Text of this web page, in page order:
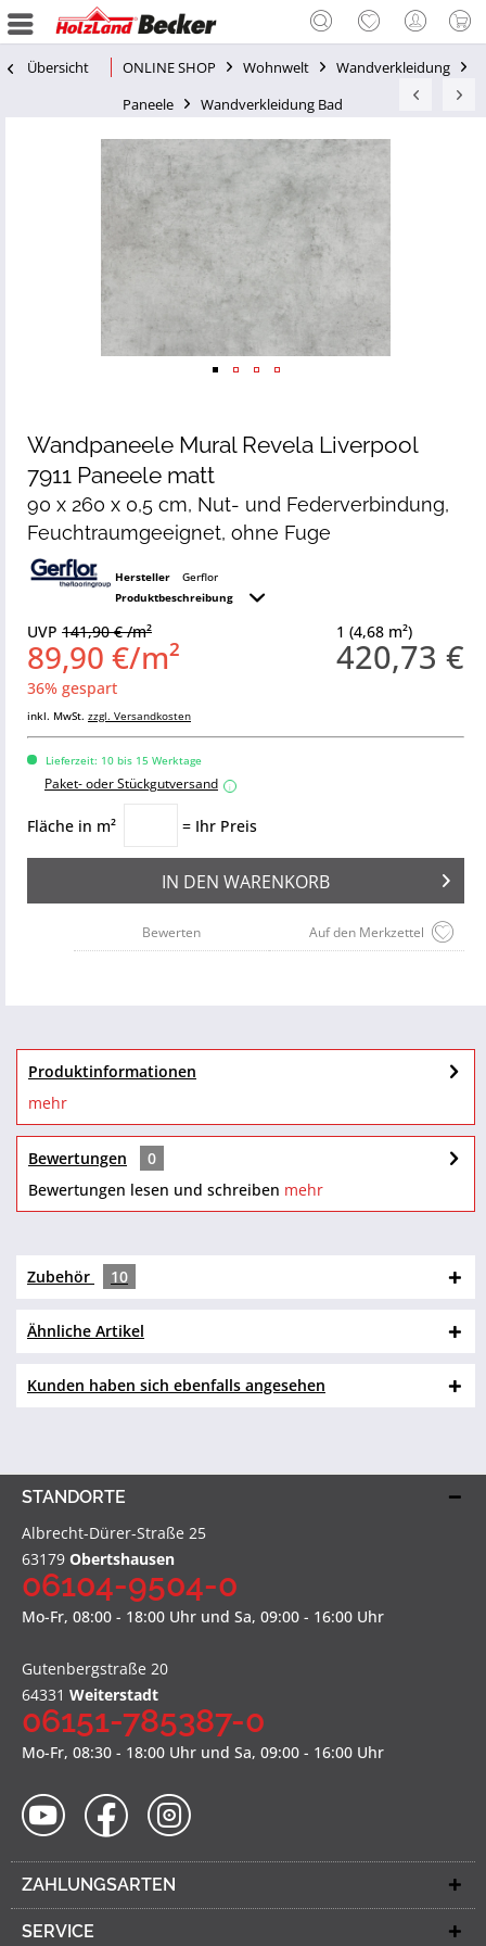
Übersicht ONLINE SHOP Wohnwelt
Wandverkleidung
Paneele
Wandverkleidung Bad
Wandpaneele Mural Revela Liverpool
7911 Paneele matt
90 x 260 x 0,5 cm, Nut- und Federverbindung,
Feuchtraumgeeignet, ohne Fuge
Hersteller
Gerflor
Produktbeschreibung
1 (4,68 m²)
420,73 €
UVP 141,90 € /m²
89,90 €/m²
36% gespart
inkl. MwSt. zzgl. Versandkosten
Lieferzeit: 10 bis 15 Werktage
Paket- oder Stückgutversand i
Fläche in m² = Ihr Preis
IN DEN WARENKORB
Auf den Merkzettel
Bewerten
Produktinformationen
mehr
Bewertungen
0
Bewertungen lesen und schreiben mehr
Zubehör 10
Ähnliche Artikel
Kunden haben sich ebenfalls angesehen
STANDORTE
Albrecht-Dürer-Straße 25
63179 Obertshausen
06104-9504-0
Mo-Fr, 08:00 - 18:00 Uhr und Sa, 09:00 - 16:00 Uhr
Gutenbergstraße 20
64331 Weiterstadt
06151-785387-0
Mo-Fr, 08:30 - 18:00 Uhr und Sa, 09:00 - 16:00 Uhr
ZAHLUNGSARTEN
SERVICE